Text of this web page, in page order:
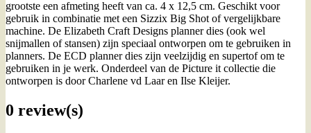
grootste een afmeting heeft van ca. 4 x 12,5 cm. Geschikt voor
gebruik in combinatie met een Sizzix Big Shot of vergelijkbare
machine. De Elizabeth Craft Designs planner dies (ook wel
snijmallen of stansen) zijn speciaal ontworpen om te gebruiken in
planners. De ECD planner dies zijn veelzijdig en supertof om te
gebruiken in je werk. Onderdeel van de Picture it collectie die
ontworpen is door Charlene vd Laar en Ilse Kleijer.
0 review(s)